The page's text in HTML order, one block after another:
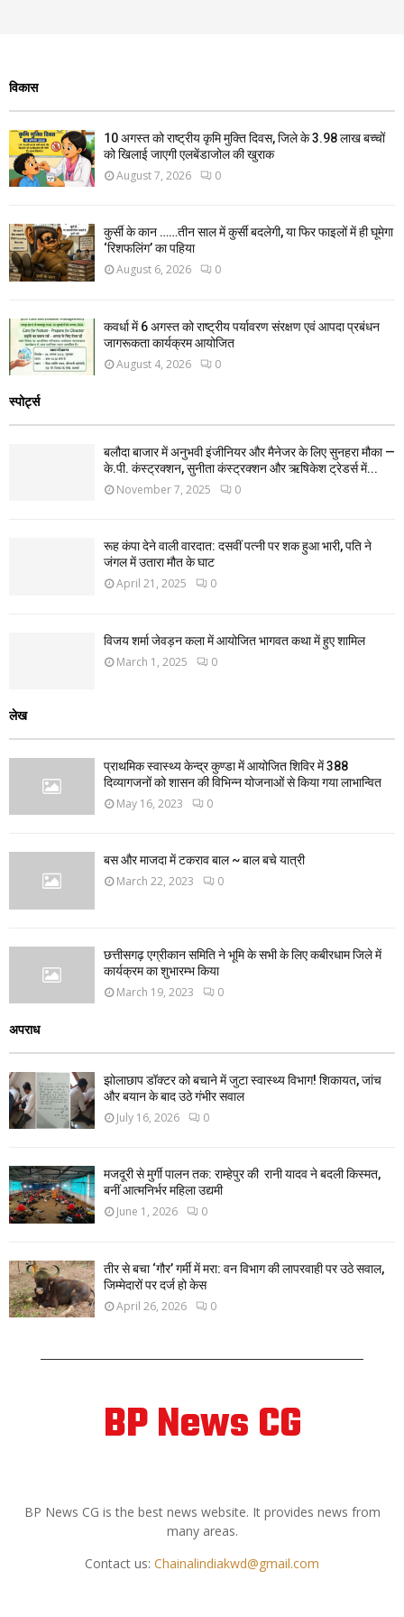
विकास
10 अगस्त को राष्ट्रीय कृमि मुक्ति दिवस, जिले के 3.98 लाख बच्चों
को खिलाई जाएगी एलबेंडाजोल की खुराक
August 7, 2026 0
कुर्सी के कान ……तीन साल में कुर्सी बदलेगी, या फिर फाइलों में ही घूमेगा
‘रिशफलिंग’ का पहिया
August 6, 2026 0
कवर्धा में 6 अगस्त को राष्ट्रीय पर्यावरण संरक्षण एवं आपदा प्रबंधन
जागरूकता कार्यक्रम आयोजित
August 4, 2026 0
स्पोर्ट्स
बलौदा बाजार में अनुभवी इंजीनियर और मैनेजर के लिए सुनहरा मौका —
के.पी. कंस्ट्रक्शन, सुनीता कंस्ट्रक्शन और ऋषिकेश ट्रेडर्स में...
November 7, 2025 0
रूह कंपा देने वाली वारदात: दसवीं पत्नी पर शक हुआ भारी, पति ने
जंगल में उतारा मौत के घाट
April 21, 2025 0
विजय शर्मा जेवड़न कला में आयोजित भागवत कथा में हुए शामिल
March 1, 2025 0
लेख
प्राथमिक स्वास्थ्य केन्द्र कुण्डा में आयोजित शिविर में 388
दिव्यागजनों को शासन की विभिन्न योजनाओं से किया गया लाभान्वित
May 16, 2023 0
बस और माजदा में टकराव बाल ~ बाल बचे यात्री
March 22, 2023 0
छत्तीसगढ़ एग्रीकान समिति ने भूमि के सभी के लिए कबीरधाम जिले में
कार्यक्रम का शुभारम्भ किया
March 19, 2023 0
अपराध
झोलाछाप डॉक्टर को बचाने में जुटा स्वास्थ्य विभाग! शिकायत, जांच
और बयान के बाद उठे गंभीर सवाल
July 16, 2026 0
मजदूरी से मुर्गी पालन तक: राम्हेपुर की रानी यादव ने बदली किस्मत,
बनीं आत्मनिर्भर महिला उद्यमी
June 1, 2026 0
तीर से बचा ‘गौर’ गर्मी में मरा: वन विभाग की लापरवाही पर उठे सवाल,
जिम्मेदारों पर दर्ज हो केस
April 26, 2026 0
BP News CG
BP News CG is the best news website. It provides news from
many areas.
Contact us: Chainalindiakwd@gmail.com